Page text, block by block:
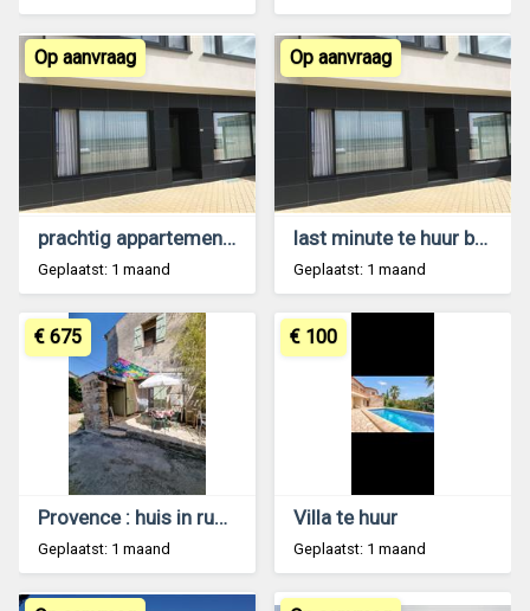
prachtig appartement last minute te huur
Geplaatst: 1 maand
Op aanvraag
last minute te huur begin juli zeedijk Middelkerke
Geplaatst: 1 maand
Op aanvraag
Provence : huis in rustig gehucht
Geplaatst: 1 maand
€ 675
Villa te huur
Geplaatst: 1 maand
€ 100